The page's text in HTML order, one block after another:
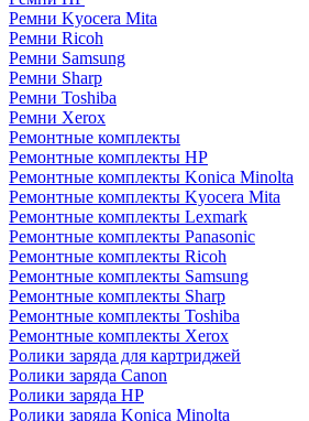
Ремни Kyocera Mita
Ремни Ricoh
Ремни Samsung
Ремни Sharp
Ремни Toshiba
Ремни Xerox
Ремонтные комплекты
Ремонтные комплекты HP
Ремонтные комплекты Konica Minolta
Ремонтные комплекты Kyocera Mita
Ремонтные комплекты Lexmark
Ремонтные комплекты Panasonic
Ремонтные комплекты Ricoh
Ремонтные комплекты Samsung
Ремонтные комплекты Sharp
Ремонтные комплекты Toshiba
Ремонтные комплекты Xerox
Ролики заряда для картриджей
Ролики заряда Canon
Ролики заряда HP
Ролики заряда Konica Minolta